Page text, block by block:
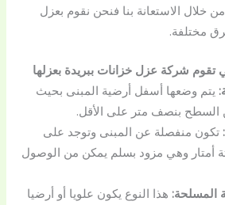
خلال الاستعانة بنا فنحن نقوم بعزل
مختلفة.
تقوم شركة عزل خزانات ببريدة بعزلها
يتم وضعها أسفل أرضية المبنى بحيث
السطح بنصف متر على الأقل.
تكون منفصلة عن المبنى وتوجد على
أمتار وهي مزود بسلم يمكن من الوصول
المسلحة: هذا النوع يكون علويا أو أرضيا